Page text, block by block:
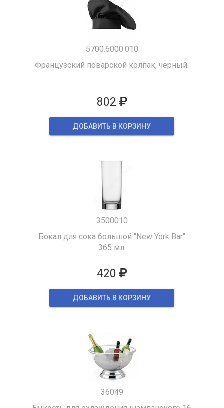
5700.6000.010
Французский поварской колпак, черный.
802
ДОБАВИТЬ В КОРЗИНУ
3500010
Бокал для сока большой "New York Bar"
365 мл.
420
ДОБАВИТЬ В КОРЗИНУ
36049